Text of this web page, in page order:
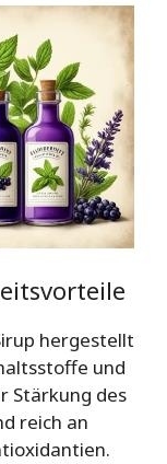
hergestellt
und
Stärkung des
reich an